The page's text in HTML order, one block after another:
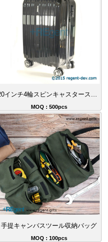
MOQ : 500pcs
手提キャンバスツール収納バッグ
MOQ : 100pcs